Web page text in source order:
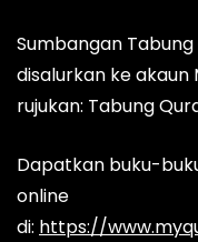
Sumbangan
disalurkan ke akaun
rujukan: Tabung
Dapatkan buku-
online
di: https://